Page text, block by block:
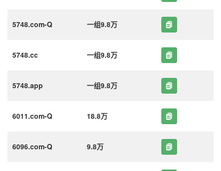
5748.com-Q 一组9.8万
5748.cc 一组9.8万
5748.app 一组9.8万
6011.com-Q 18.8万
6096.com-Q 9.8万